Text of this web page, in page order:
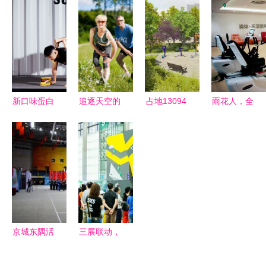
——省林业
流人员开展
集中研学与
健身休闲活
动 休闲健
身新体验
身运动会新
罗赛区安利
栈道健步走
活动圆满举
行
全民健身日
活动启动，
50余项活动
贯穿八月
新口味蛋白
饿又好吃，
健身休闲的
理想伴侣
追逐天空的
对爷孙的快
乐，拉伸在
健康的对话
里
占地13094
雨花人，全
京城东隅活
三展联动，